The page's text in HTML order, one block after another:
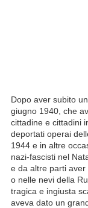
Dopo aver subito
giugno 1940, che
cittadine e cittadini
deportati operai
1944 e in altre
nazi-fascisti nel
e da altre parti
o nelle nevi della
tragica e ingiusta
aveva dato un